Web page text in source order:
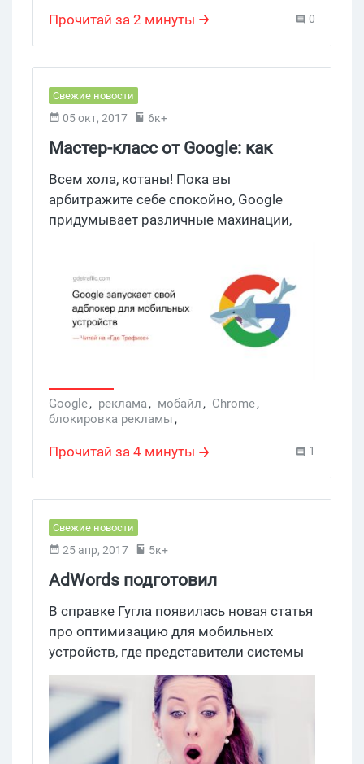
,турбо-страницы,Яндекс.Дзен
Прочитай за 2 минуты 0
Свежие новости
05 окт, 2017 6к+
Мастер-класс от Google: как
бороться с мобильными
блокировщиками рекламы
Всем хола, котаны! Пока вы
арбитражите себе спокойно, Google
придумывает различные махинации,
И способ у ребят весьма интересен. Так,
вскоре должна быть запущена функция
блокировки рекламы непосредственно
в браузере Chrome. Как говорится, клин
Google, реклама, мобайл, Chrome,
блокировка рекламы,
Adblock Plus, AdBlock Plus,
блокировка реклама
Прочитай за 4 минуты 1
Свежие новости
25 апр, 2017 5к+
AdWords подготовил
руководство по адаптации для
мобильных устройств
В справке Гугла появилась новая статья
про оптимизацию для мобильных
устройств, где представители системы
подробно рассказали об оптимизации
как веб-сайтов, так и рекламных
объявлений.